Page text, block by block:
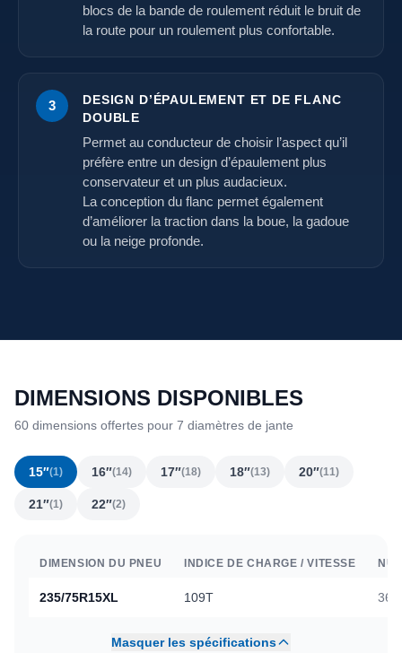
blocs de la bande de roulement réduit le bruit de
la route pour un roulement plus confortable.
3
DESIGN D’ÉPAULEMENT ET DE FLANC
DOUBLE
Permet au conducteur de choisir l’aspect qu’il
préfère entre un design d’épaulement plus
conservateur et un plus audacieux.
La conception du flanc permet également
d’améliorer la traction dans la boue, la gadoue
ou la neige profonde.
DIMENSIONS DISPONIBLES
60 dimensions offertes pour 7 diamètres de jante
15″(1) 16″(14) 17″(18) 18″(13) 20″(11)
21″(1) 22″(2)
DIMENSION DU PNEU INDICE DE CHARGE / VITESSE
235/75R15XL 109T
Masquer les spécifications